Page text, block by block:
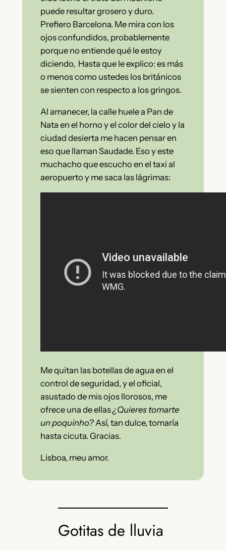
puede resultar grosero y duro.
Prefiero Barcelona. Me mira con los
ojos confundidos, probablemente
porque no entiende qué le estoy
diciendo, Hasta que le explico: es más
o menos como ustedes los británicos
se sienten con respecto a los gringos.
Al amanecer, la calle huele a Pan de
Nata en el horno y el color del cielo y la
ciudad desierta me hacen pensar en
eso que llaman Saudade. Eso y este
muchacho que escucho en el taxi al
aeropuerto y me saca las lágrimas:
Me quitan las botellas de agua en el
control de seguridad, y el oficial,
asustado de mis ojos llorosos, me
ofrece una de ellas¿Quieres tomarte
un poquinho?Así, tan dulce, tomaría
hasta cicuta. Gracias.
Lisboa, meu amor.
Gotitas de lluvia